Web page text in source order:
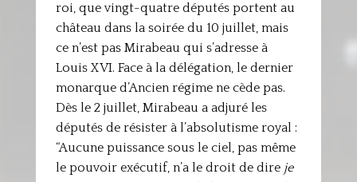
roi, que vingt-quatre députés portent au
château dans la soirée du 10 juillet, mais
ce n’est pas Mirabeau qui s’adresse à
Louis XVI. Face à la délégation, le dernier
monarque d’Ancien régime ne cède pas.
Dès le 2 juillet, Mirabeau a adjuré les
députés de résister à l’absolutisme royal :
“Aucune puissance sous le ciel, pas même
le pouvoir exécutif, n’a le droit de dire je